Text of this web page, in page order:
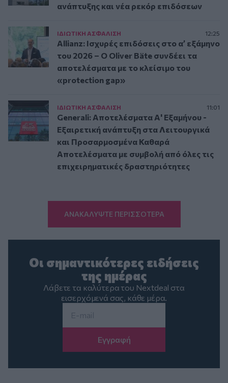
ανάπτυξης και νέα ρεκόρ επιδόσεων
ΙΔΙΩΤΙΚΗ ΑΣΦAΛΙΣΗ 12:25
Allianz: Ισχυρές επιδόσεις στο α’ εξάμηνο
του 2026 – Ο Oliver Bäte συνδέει τα
αποτελέσματα με το κλείσιμο του
«protection gap»
ΙΔΙΩΤΙΚΗ ΑΣΦAΛΙΣΗ 11:01
Generali: Αποτελέσματα Α' Εξαμήνου -
Εξαιρετική ανάπτυξη στα Λειτουργικά
και Προσαρμοσμένα Καθαρά
Αποτελέσματα με συμβολή από όλες τις
επιχειρηματικές δραστηριότητες
ΑΝΑΚΑΛΥΨΤΕ ΠΕΡΙΣΣΟΤΕΡΑ
Οι σημαντικότερες ειδήσεις
της ημέρας
Λάβετε τα καλύτερα του Nextdeal στα
εισερχόμενά σας, κάθε μέρα.